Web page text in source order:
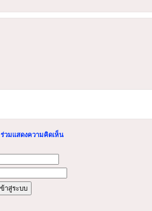
ร่วมแสดงความคิดเห็น